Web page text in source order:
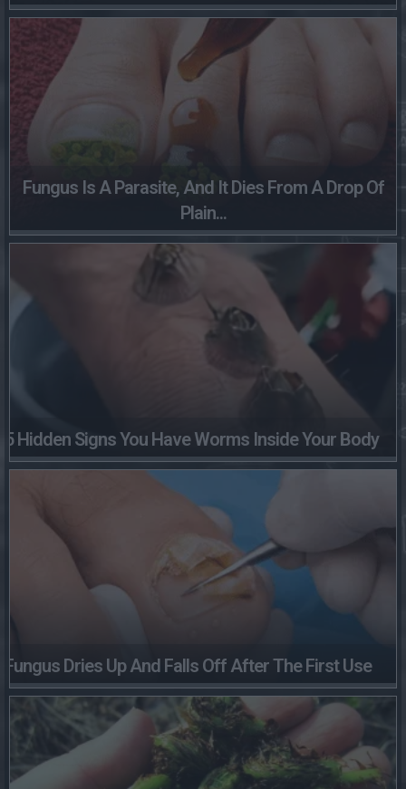
Fungus Is A Parasite, And It Dies From A Drop Of
Plain...
5 Hidden Signs You Have Worms Inside Your Body
Fungus Dries Up And Falls Off After The First Use